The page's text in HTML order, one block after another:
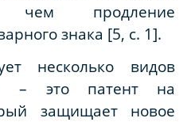
продление
знака [5, с. 1].
несколько видов
– это патент на
защищает новое